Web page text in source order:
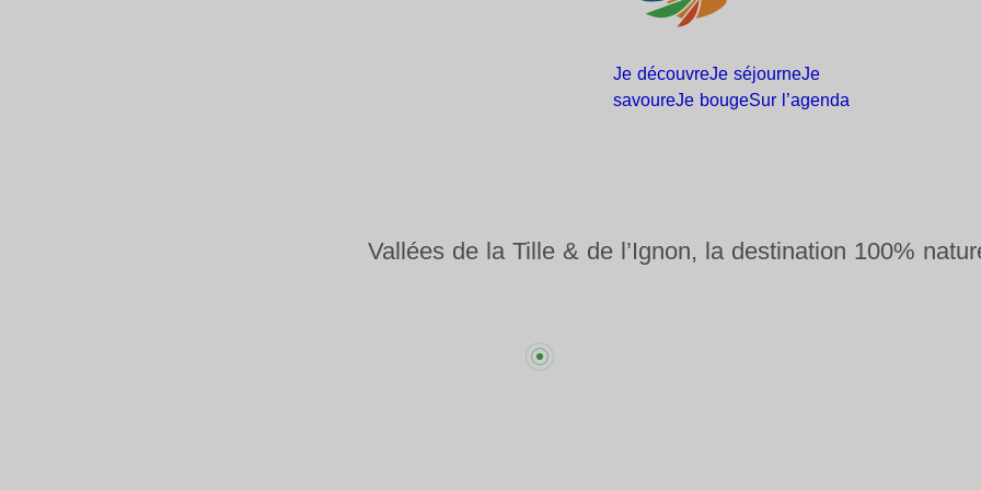
Je découvreJe séjourneJe
savoureJe bougeSur l’agenda
Vallées de la Tille & de l’Ignon, la destination 100%